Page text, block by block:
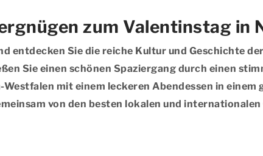
zum Valentinstag in
entdecken Sie die reiche Kultur und Geschichte
Sie einen schönen Spaziergang durch einen
mit einem leckeren Abendessen in einem
von den besten lokalen und